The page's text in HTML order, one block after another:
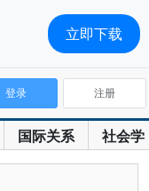
国际关系 社会学
登录 注册
立即下载